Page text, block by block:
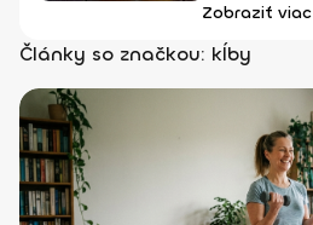
Zobraziť viac
Články so značkou: kĺby